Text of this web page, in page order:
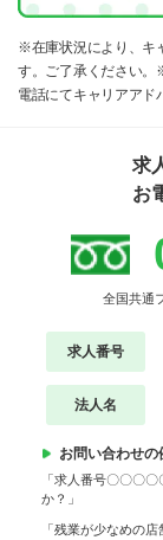
※在庫状況により、キ
す。ご了承ください
電話にてキャリアアド
求
お
全国共通
求人番号
法人名
お問い合わせの
「求人番号〇〇〇
か？」
「残業が少なめの